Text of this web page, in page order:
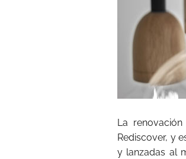
La
Rediscover, y
y lanzadas al